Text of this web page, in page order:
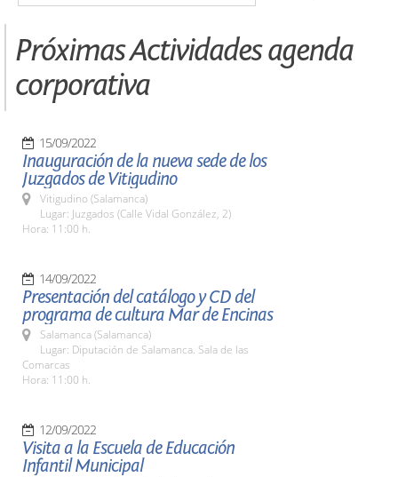
Próximas Actividades agenda
corporativa
15/09/2022
Inauguración de la nueva sede de los
Juzgados de Vitigudino
Vitigudino (Salamanca)
Lugar: Juzgados (Calle Vidal González, 2)
Hora: 11:00 h.
14/09/2022
Presentación del catálogo y CD del
programa de cultura Mar de Encinas
Salamanca (Salamanca)
Lugar: Diputación de Salamanca. Sala de las
Comarcas
Hora: 11:00 h.
12/09/2022
Visita a la Escuela de Educación
Infantil Municipal